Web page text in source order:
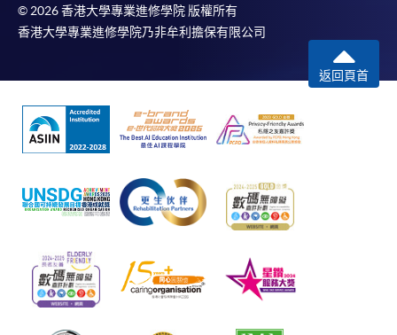
© 2026 香港大學專業進修學院 版權所有
香港大學專業進修學院乃非牟利擔保有限公司
返回頁首